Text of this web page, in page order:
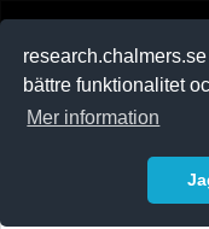
bättre funktionalitet
Mer information